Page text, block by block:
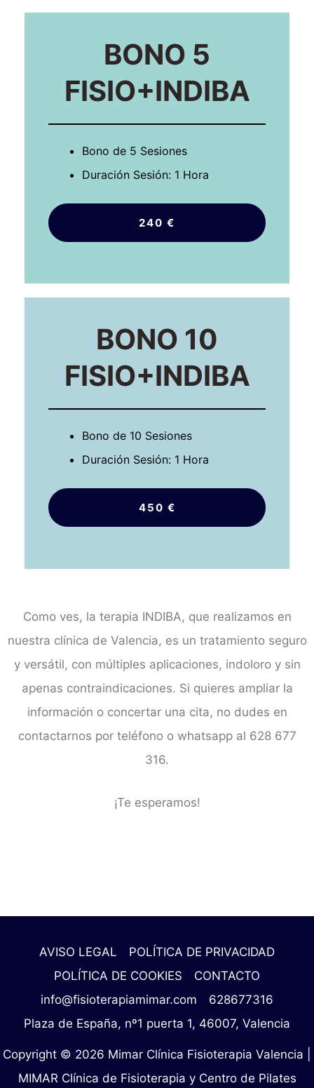
BONO 5
FISIO+INDIBA
Bono de 5 Sesiones
Duración Sesión: 1 Hora
240 €
BONO 10
FISIO+INDIBA
Bono de 10 Sesiones
Duración Sesión: 1 Hora
450 €
Como ves, la terapia INDIBA, que realizamos en
nuestra clínica de Valencia, es un tratamiento seguro
y versátil, con múltiples aplicaciones, indoloro y sin
apenas contraindicaciones. Si quieres ampliar la
información o concertar una cita, no dudes en
contactarnos por teléfono o whatsapp al 628 677
316.
¡Te esperamos!
AVISO LEGAL
POLÍTICA DE PRIVACIDAD
POLÍTICA DE COOKIES
CONTACTO
info@fisioterapiamimar.com
628677316
Plaza de España, nº1 puerta 1, 46007, Valencia
Copyright © 2026 Mimar Clínica Fisioterapia Valencia |
MIMAR Clínica de Fisioterapia y Centro de Pilates